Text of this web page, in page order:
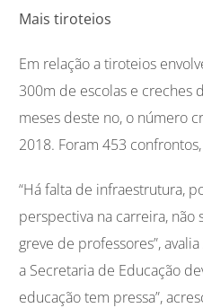
Mais tiroteios
Em relação a tiroteios
300m de escolas e creches
meses deste no, o número
2018. Foram 453
“Há falta de infraestrutura,
perspectiva na carreira, não
greve de professores”,
a Secretaria de Educação
educação tem pressa”,